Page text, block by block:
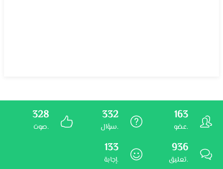
163
عضو.
332
سؤال.
328
صوت.
936
تعليق.
133
إجابة.